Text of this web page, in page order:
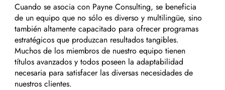
Cuando se asocia con Payne Consulting, se beneficia
de un equipo que no sólo es diverso y multilingüe, sino
también altamente capacitado para ofrecer programas
estratégicos que produzcan resultados tangibles.
Muchos de los miembros de nuestro equipo tienen
títulos avanzados y todos poseen la adaptabilidad
necesaria para satisfacer las diversas necesidades de
nuestros clientes.